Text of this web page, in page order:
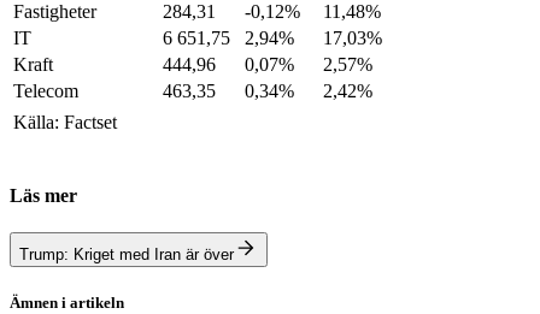
Fastigheter
284,31 -0,12%
11,48%
IT
6 651,75 2,94%
17,03%
Kraft
444,96 0,07%
2,57%
Telecom
463,35 0,34%
2,42%
Källa: Factset
Läs mer
Trump: Kriget med Iran är över
Ämnen i artikeln